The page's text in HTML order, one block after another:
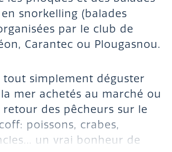
snorkelling (balades
par le club de
Carantec ou Plougasnou.
tout simplement déguster
mer achetés au marché ou
des pêcheurs sur le
poissons, crabes,
un vrai bonheur de